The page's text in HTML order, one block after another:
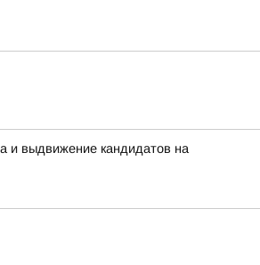
и выдвижение кандидатов на